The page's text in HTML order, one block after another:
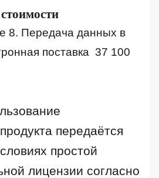
8. Передача данных в
поставка 37 100
передаётся
простой
лицензии согласно